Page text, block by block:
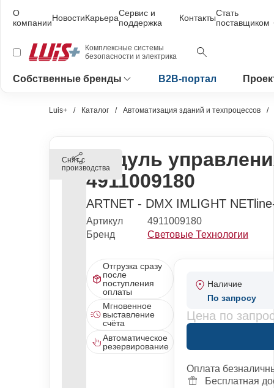
О
компанииНовостиКарьераСервис и
поддержка
КонтактыСтать
поставщиком
Комплексные системы
безопасности и электрика
Собственные бренды B2B-портал
Luis+ Каталог Автоматизация зданий и техпроцессов
Снят с
производстваМодуль
4911009180
ARTNET - DMX IMLIGHT
Артикул
4911009180
Бренд
Световые Технологии
Отгрузка сразу
после
поступления
оплаты
Мгновенное
выставление
счёта
Автоматическое
резервирование
Наличие
По запросу
Цена по
Оплата
Бесплатная